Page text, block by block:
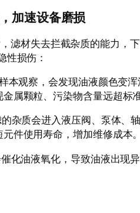
加速设备磨损
滤材失去拦截杂质的能力，
性损伤：
本观察，会发现油液颜色变
属颗粒、污染物含量远超标准
杂质会进入液压阀、泵体、
件使用寿命，增加维修成本。
化油液氧化，导致油液出现